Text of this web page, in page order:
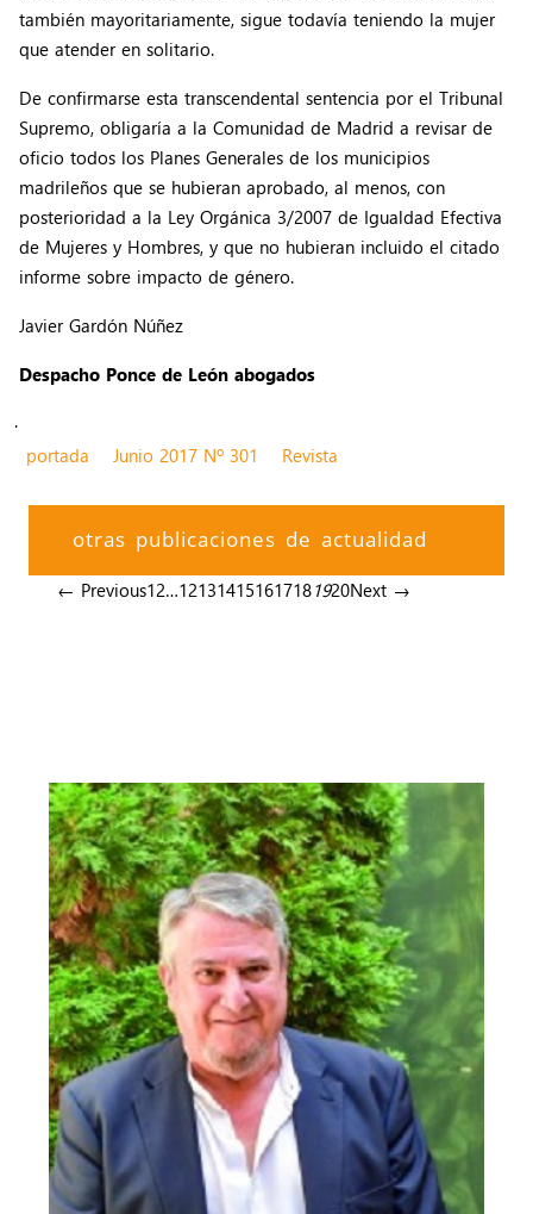
también mayoritariamente, sigue todavía teniendo la mujer
que atender en solitario.
De confirmarse esta transcendental sentencia por el Tribunal
Supremo, obligaría a la Comunidad de Madrid a revisar de
oficio todos los Planes Generales de los municipios
madrileños que se hubieran aprobado, al menos, con
posterioridad a la Ley Orgánica 3/2007 de Igualdad Efectiva
de Mujeres y Hombres, y que no hubieran incluido el citado
informe sobre impacto de género.
Javier Gardón Núñez
Despacho Ponce de León abogados
.
portada
Junio 2017 Nº 301 Revista
otras publicaciones de actualidad
← Previous12…121314151617181920Next →